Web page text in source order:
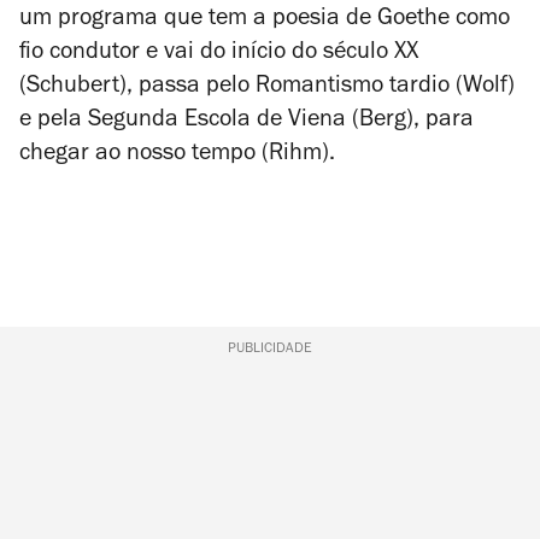
um programa que tem a poesia de Goethe como
fio condutor e vai do início do século XX
(Schubert), passa pelo Romantismo tardio (Wolf)
e pela Segunda Escola de Viena (Berg), para
chegar ao nosso tempo (Rihm).
PUBLICIDADE